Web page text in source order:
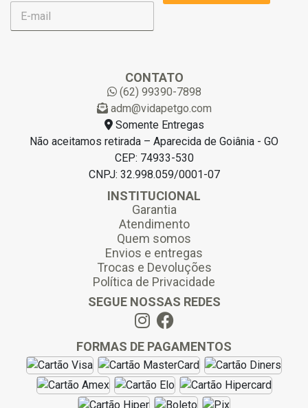
E
m
CONTATO
(62) 99390-7898
adm@vidapetgo.com
Somente Entregas
Não aceitamos retirada – Aparecida de Goiânia - GO
CEP: 74933-530
CNPJ: 32.998.059/0001-07
INSTITUCIONAL
Garantia
Atendimento
Quem somos
Envios e entregas
Trocas e Devoluções
Política de Privacidade
SEGUE NOSSAS REDES
FORMAS DE PAGAMENTOS